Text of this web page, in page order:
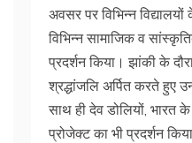
अवसर पर विभिन्न
विभिन्न सामाजिक व
प्रदर्शन किया। झांकी के
श्रद्धांजलि अर्पित करते हुए
साथ ही देव डोलियों, भारत
प्रोजेक्ट का भी प्रदर्शन